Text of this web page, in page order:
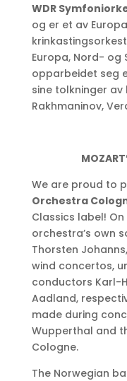
WDR
og er et av
Europa, Nord- og
opparbeidet seg
sine tolkninger av
Rakhmaninov,
We are proud to
Orchestra
Classics label!
orchestra’s own
Thorsten
wind concertos,
conductors Karl-
Aadland,
made during
Wupperthal and
Cologne.
The Norwegian